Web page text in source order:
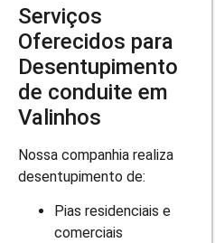
Serviços
Oferecidos para
Desentupimento
de conduite em
Valinhos
Nossa companhia realiza
desentupimento de:
Pias residenciais e
comerciais